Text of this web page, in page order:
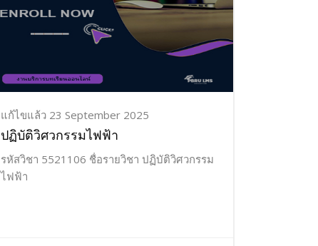
แก้ไขแล้ว 23 September 2025
ปฏิบัติวิศวกรรมไฟฟ้า
รหัสวิชา 5521106 ชื่อรายวิชา ปฏิบัติวิศวกรรม
ไฟฟ้า